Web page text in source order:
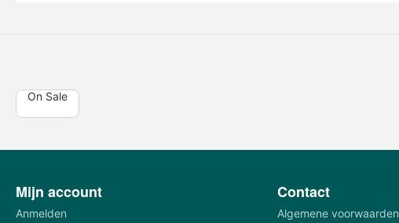
On Sale
Mijn account
Anmelden
Contact
Algemene voorwaarden